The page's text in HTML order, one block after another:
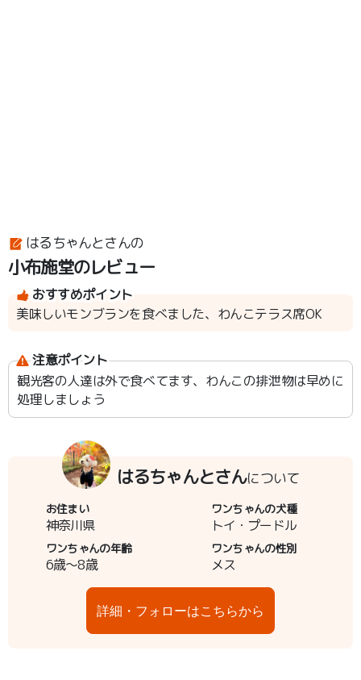
はるちゃんとさんの
小布施堂のレビュー
おすすめポイント
美味しいモンブランを食べました、わんこテラス席OK
注意ポイント
観光客の人達は外で食べてます、わんこの排泄物は早めに
処理しましょう
はるちゃんとさんについて
お住まい
神奈川県
ワンちゃんの犬種
トイ・プードル
ワンちゃんの年齢
6歳～8歳
ワンちゃんの性別
メス
詳細・フォローはこちらから